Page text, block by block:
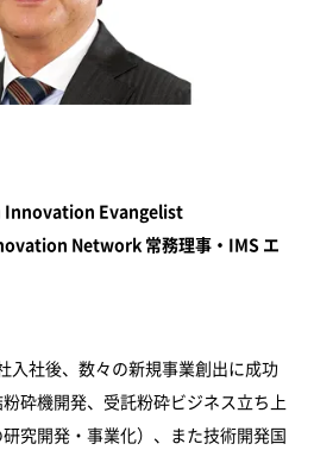
Innovation Evangelist
Network 常務理事・IMS エ
入社後、数々の新規事業創出に成功
粉砕機開発、受託粉砕ビジネス立ち上
究開発・事業化）、また技術開発国